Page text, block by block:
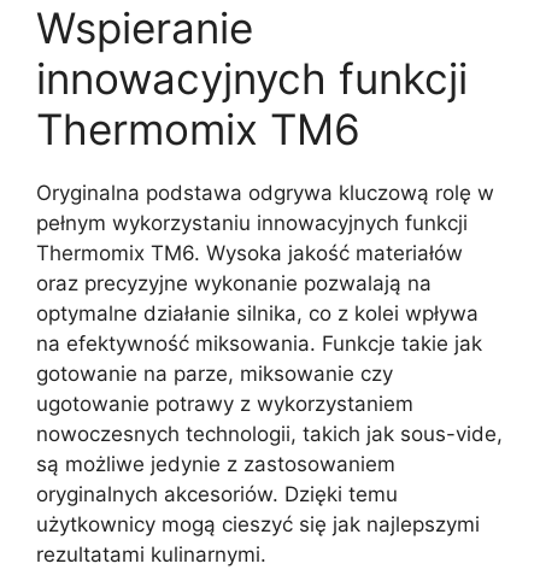
Wspieranie
innowacyjnych funkcji
Thermomix TM6
Oryginalna podstawa odgrywa kluczową rolę w
pełnym wykorzystaniu innowacyjnych funkcji
Thermomix TM6. Wysoka jakość materiałów
oraz precyzyjne wykonanie pozwalają na
optymalne działanie silnika, co z kolei wpływa
na efektywność miksowania. Funkcje takie jak
gotowanie na parze, miksowanie czy
ugotowanie potrawy z wykorzystaniem
nowoczesnych technologii, takich jak sous-vide,
są możliwe jedynie z zastosowaniem
oryginalnych akcesoriów. Dzięki temu
użytkownicy mogą cieszyć się jak najlepszymi
rezultatami kulinarnymi.